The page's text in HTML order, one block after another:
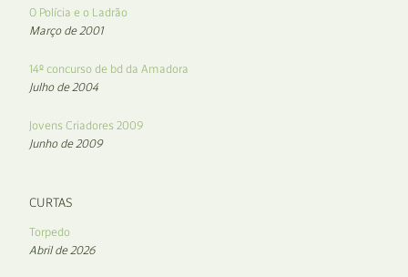
O Polícia e o Ladrão
Março de 2001
14º concurso de bd da Amadora
Julho de 2004
Jovens Criadores 2009
Junho de 2009
CURTAS
Torpedo
Abril de 2026